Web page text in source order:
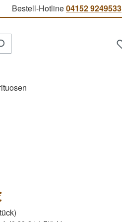
Bestell-Hotline04152 9249533